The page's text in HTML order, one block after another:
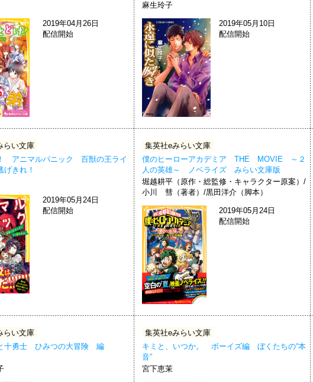
2019年04月26日
配信開始
麻生玲子
2019年05月10日
配信開始
らい文庫
アニマルパニック 百獣の王ライ
げきれ！
2019年05月24日
配信開始
集英社eみらい文庫
僕のヒーローアカデミア THE MOVIE ～２
人の英雄～ ノベライズ みらい文庫版
堀越耕平（原作・総監修・キャラクター原案）/
小川 彗（著者）/黒田洋介（脚本）
2019年05月24日
配信開始
らい文庫
十勇士 ひみつの大冒険 編
集英社eみらい文庫
キミと、いつか。 ボーイズ編 ぼくたちの“本
音”
宮下恵茉